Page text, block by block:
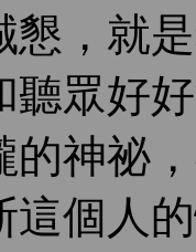
懇，就
聽眾好
的神祕
這個人